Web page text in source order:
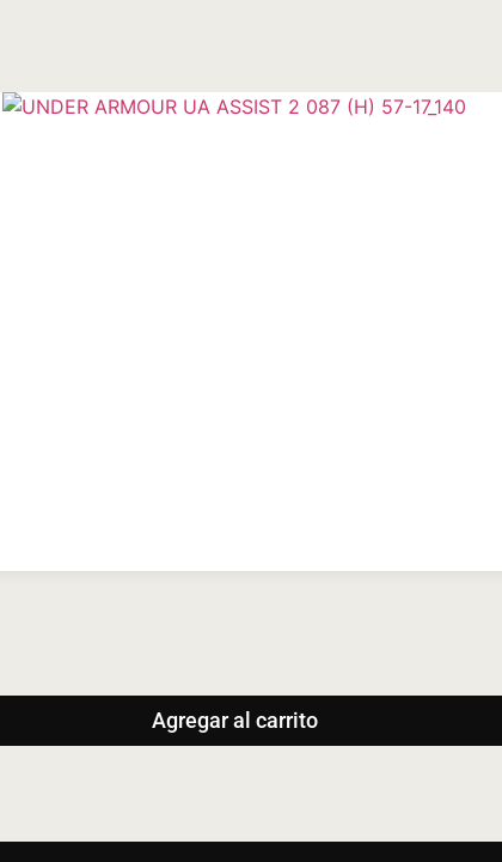
Agregar al carrito